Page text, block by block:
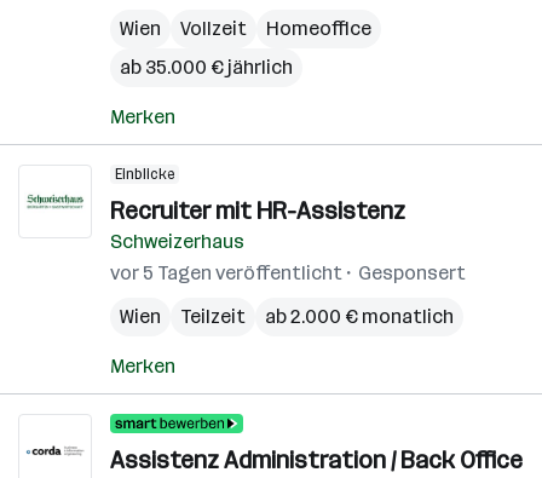
Wien
Vollzeit
Homeoffice
ab 35.000 € jährlich
Merken
Einblicke
Recruiter mit HR-Assistenz
Schweizerhaus
vor 5 Tagen veröffentlicht
Gesponsert
Wien
Teilzeit ab 2.000 € monatlich
Merken
Assistenz Administration / Back Office